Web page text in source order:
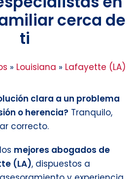
cerca de
ti
» Louisiana » Lafayette (LA)
clara a un problema
o herencia? Tranquilo,
correcto.
mejores abogados de
(LA), dispuestos a